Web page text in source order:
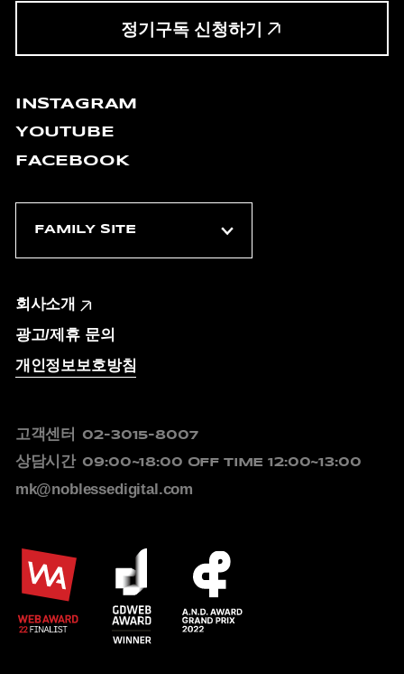
정기구독 신청하기
INSTAGRAM
YOUTUBE
FACEBOOK
회사소개
광고/제휴 문의
개인정보보호방침
고객센터 02-3015-8007
상담시간 09:00~18:00 OFF TIME 12:00~13:00
mk@noblessedigital.com